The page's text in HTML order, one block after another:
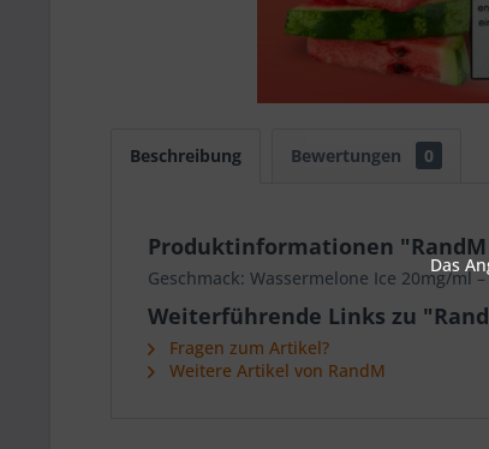
Beschreibung Bewertungen 0
Produktinformationen
Geschmack: Wassermelone Ice 20mg/ml
Weiterführende Links zu
Fragen zum Artikel?
Weitere Artikel von RandM
Das